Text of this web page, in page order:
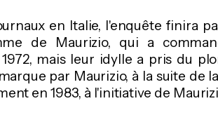
en Italie, l'enquête finira
de Maurizio, qui a
mais leur idylle a pris du
par Maurizio, à la suite de
en 1983, à l'initiative de